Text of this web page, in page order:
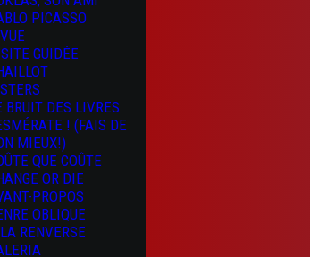
PICASSO
GUIDÉE
BRUIT DES LIVRES
! (FAIS DE
MIEUX!)
QUE COÛTE
OR DIE
PROPOS
OBLIQUE
RENVERSE